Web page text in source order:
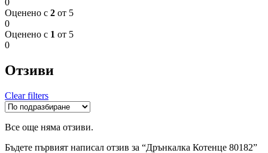
Оценено с 2 от 5
0
Оценено с 1 от 5
0
Отзиви
Clear filters
Все още няма отзиви.
Бъдете първият написал отзив за “Дрънкалка Котенце 80182”